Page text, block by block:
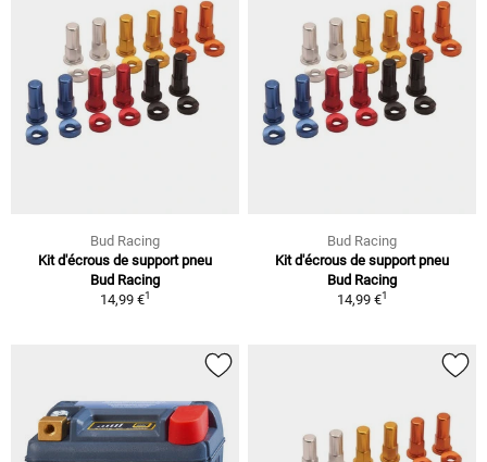
Bud Racing
Kit d'écrous de support pneu
Bud Racing
14,99 €1
Bud Racing
Kit d'écrous de support pneu
Bud Racing
14,99 €1